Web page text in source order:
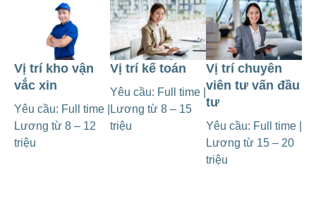
Vị trí kho vận
vắc xin
Yêu cầu: Full time |
Lương từ 8 – 12
triệu
Vị trí kế toán
Yêu cầu: Full time |
Lương từ 8 – 15
triệu
Vị trí chuyên
viên tư vấn đầu
tư
Yêu cầu: Full time |
Lương từ 15 – 20
triệu